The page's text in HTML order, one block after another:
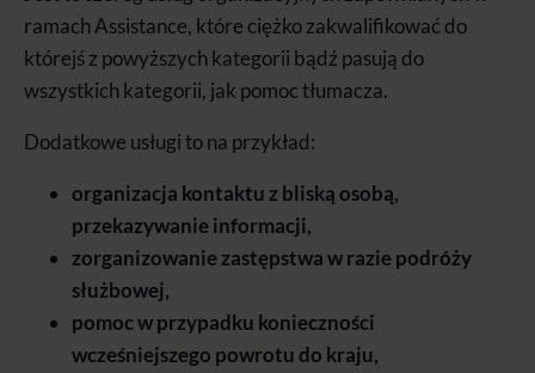
ramach Assistance, które ciężko zakwalifikować do
którejś z powyższych kategorii bądź pasują do
wszystkich kategorii, jak pomoc tłumacza.
Dodatkowe usługi to na przykład:
organizacja kontaktu z bliską osobą,
przekazywanie informacji,
zorganizowanie zastępstwa w razie podróży
służbowej,
pomoc w przypadku konieczności
wcześniejszego powrotu do kraju,